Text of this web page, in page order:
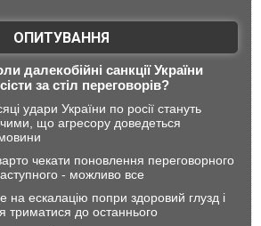
ОПИТУВАННЯ
далекобійні санкції України
за стіл переговорів?
удари України по росії стануть
що агресору доведеться
чекати поновлення переговорного
- можливо все
на ескалацію попри здоровий глузд і
триматися до останнього